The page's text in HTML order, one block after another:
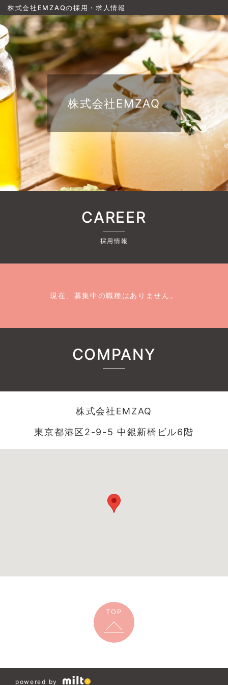
株式会社EMZAQの採用・求人情報
株式会社EMZAQ
CAREER
採用情報
現在、募集中の職種はありません。
COMPANY
株式会社EMZAQ
東京都港区2-9-5 中銀新橋ビル6階
TOP
powered by